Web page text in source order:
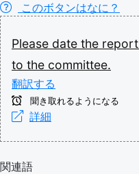
このボタンはなに？
Please date the report
to the committee.
翻訳する
聞き取れるようになる
詳細
関連語